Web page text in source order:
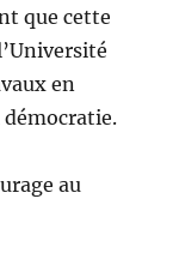
que cette
en
au